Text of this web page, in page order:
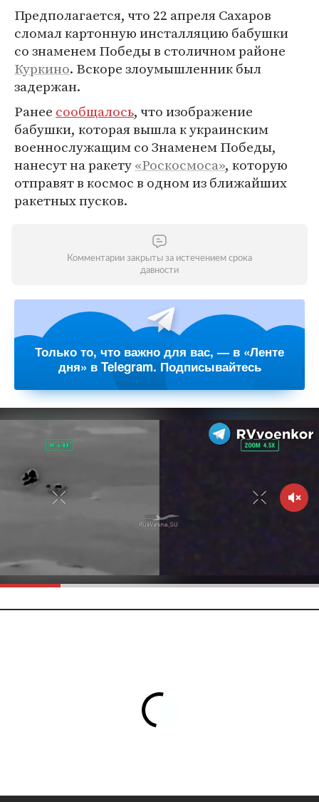
Предполагается, что 22 апреля Сахаров
сломал картонную инсталляцию бабушки
со знаменем Победы в столичном районе
Куркино. Вскоре злоумышленник был
задержан.
Ранее сообщалось, что изображение
бабушки, которая вышла к украинским
военнослужащим со Знаменем Победы,
нанесут на ракету«Роскосмоса», которую
отправят в космос в одном из ближайших
ракетных пусков.
Комментарии закрыты за истечением срока
давности
Только то, что важно для вас, — в «Ленте
дня» в Telegram. Подписывайтесь